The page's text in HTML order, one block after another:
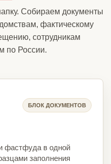
Собираем документы
фактическому
сотрудникам
по России.
БЛОК ДОКУМЕНТОВ
фастфуда в одной
заполнения